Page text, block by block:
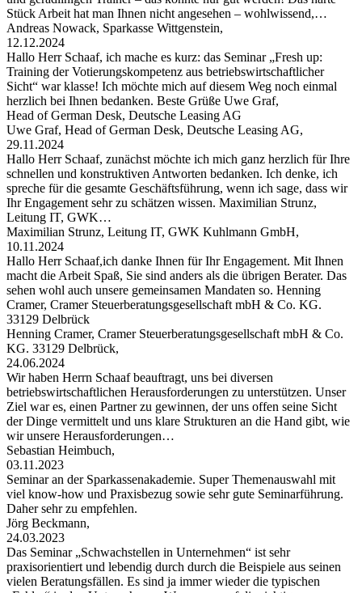
Stück Arbeit hat man Ihnen nicht angesehen – wohlwissend,…
Andreas Nowack, Sparkasse Wittgenstein,
12.12.2024
Hallo Herr Schaaf, ich mache es kurz: das Seminar „Fresh up:
Training der Votierungskompetenz aus betriebswirtschaftlicher
Sicht“ war klasse! Ich möchte mich auf diesem Weg noch einmal
herzlich bei Ihnen bedanken. Beste Grüße Uwe Graf,
Head of German Desk, Deutsche Leasing AG
Uwe Graf, Head of German Desk, Deutsche Leasing AG,
29.11.2024
Hallo Herr Schaaf, zunächst möchte ich mich ganz herzlich für Ihre
schnellen und konstruktiven Antworten bedanken. Ich denke, ich
spreche für die gesamte Geschäftsführung, wenn ich sage, dass wir
Ihr Engagement sehr zu schätzen wissen. Maximilian Strunz,
Leitung IT, GWK…
Maximilian Strunz, Leitung IT, GWK Kuhlmann GmbH,
10.11.2024
Hallo Herr Schaaf,ich danke Ihnen für Ihr Engagement. Mit Ihnen
macht die Arbeit Spaß, Sie sind anders als die übrigen Berater. Das
sehen wohl auch unsere gemeinsamen Mandaten so. Henning
Cramer, Cramer Steuerberatungsgesellschaft mbH & Co. KG.
33129 Delbrück
Henning Cramer, Cramer Steuerberatungsgesellschaft mbH & Co.
KG. 33129 Delbrück,
24.06.2024
Wir haben Herrn Schaaf beauftragt, uns bei diversen
betriebswirtschaftlichen Herausforderungen zu unterstützen. Unser
Ziel war es, einen Partner zu gewinnen, der uns offen seine Sicht
der Dinge vermittelt und uns klare Strukturen an die Hand gibt, wie
wir unsere Herausforderungen…
Sebastian Heimbuch,
03.11.2023
Seminar an der Sparkassenakademie. Super Themenauswahl mit
viel know-how und Praxisbezug sowie sehr gute Seminarführung.
Daher sehr zu empfehlen.
Jörg Beckmann,
24.03.2023
Das Seminar „Schwachstellen in Unternehmen“ ist sehr
praxisorientiert und lebendig durch durch die Beispiele aus seinen
vielen Beratungsfällen. Es sind ja immer wieder die typischen